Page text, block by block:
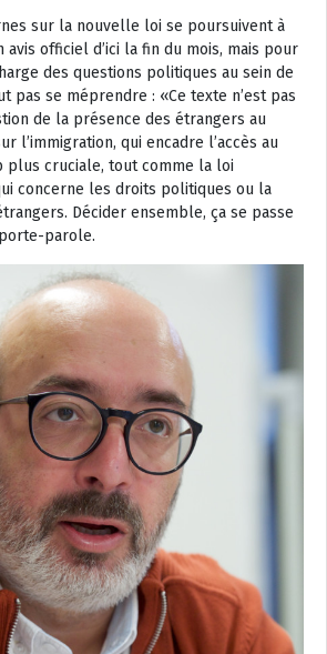
sur la nouvelle loi se poursuivent à
avis officiel d’ici la fin du mois, mais pour
des questions politiques au sein de
pas se méprendre : «Ce texte n’est pas
de la présence des étrangers au
l’immigration, qui encadre l’accès au
plus cruciale, tout comme la loi
concerne les droits politiques ou la
Décider ensemble, ça se passe
parole.